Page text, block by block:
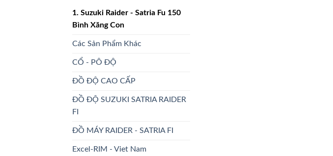
1. Suzuki Raider - Satria Fu 150
Bình Xăng Con
Các Sản Phẩm Khác
CỔ - PÔ ĐỘ
ĐỒ ĐỘ CAO CẤP
ĐỒ ĐỘ SUZUKI SATRIA RAIDER
FI
ĐỒ MÁY RAIDER - SATRIA FI
Excel-RIM - Viet Nam